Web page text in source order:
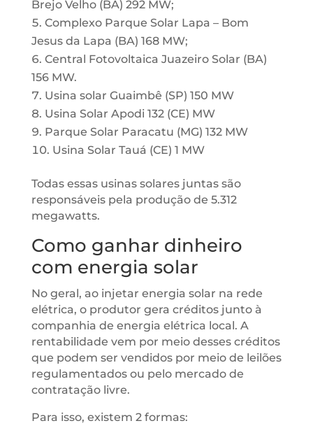
Brejo Velho (BA) 292 MW;
Complexo Parque Solar Lapa – Bom
Jesus da Lapa (BA) 168 MW;
Central Fotovoltaica Juazeiro Solar (BA)
156 MW.
Usina solar Guaimbê (SP) 150 MW
Usina Solar Apodi 132 (CE) MW
Parque Solar Paracatu (MG) 132 MW
Usina Solar Tauá (CE) 1 MW
Todas essas usinas solares juntas são
responsáveis pela produção de 5.312
megawatts.
Como ganhar dinheiro
com energia solar
No geral, ao injetar energia solar na rede
elétrica, o produtor gera créditos junto à
companhia de energia elétrica local. A
rentabilidade vem por meio desses créditos
que podem ser vendidos por meio de leilões
regulamentados ou pelo mercado de
contratação livre.
Para isso, existem 2 formas: